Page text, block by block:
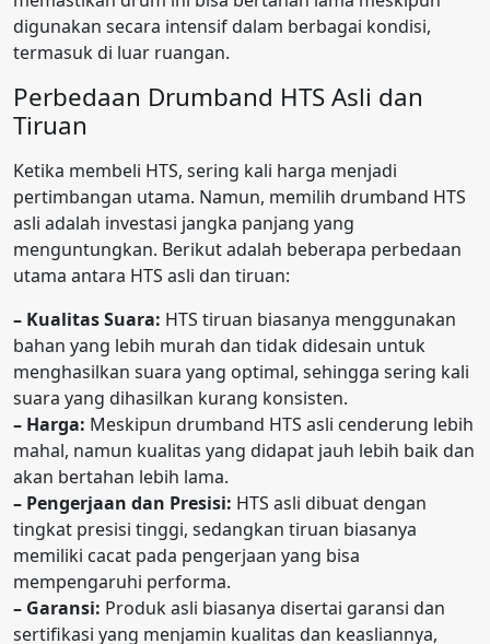
digunakan secara intensif dalam berbagai kondisi,
termasuk di luar ruangan.
Perbedaan Drumband HTS Asli dan
Tiruan
Ketika membeli HTS, sering kali harga menjadi
pertimbangan utama. Namun, memilih drumband HTS
asli adalah investasi jangka panjang yang
menguntungkan. Berikut adalah beberapa perbedaan
utama antara HTS asli dan tiruan:
– Kualitas Suara: HTS tiruan biasanya menggunakan
bahan yang lebih murah dan tidak didesain untuk
menghasilkan suara yang optimal, sehingga sering kali
suara yang dihasilkan kurang konsisten.
– Harga: Meskipun drumband HTS asli cenderung lebih
mahal, namun kualitas yang didapat jauh lebih baik dan
akan bertahan lebih lama.
– Pengerjaan dan Presisi: HTS asli dibuat dengan
tingkat presisi tinggi, sedangkan tiruan biasanya
memiliki cacat pada pengerjaan yang bisa
mempengaruhi performa.
– Garansi: Produk asli biasanya disertai garansi dan
sertifikasi yang menjamin kualitas dan keasliannya,